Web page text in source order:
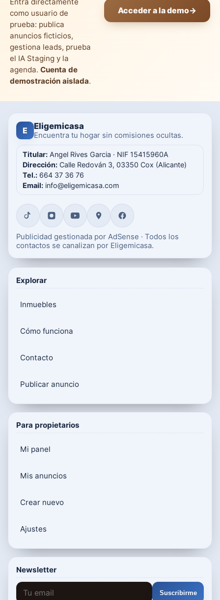
como usuario de
prueba: publica
anuncios ficticios,
gestiona leads, prueba
el IA Staging y la
agenda. Cuenta de
demostración aislada.
Acceder a la demo→
E Eligemicasa
Encuentra tu hogar sin comisiones ocultas.
Titular: Angel Rives Garcia · NIF 15415960A
Dirección: Calle Redován 3, 03350 Cox (Alicante)
Tel.: 664 37 36 76
Email: info@eligemicasa.com
Publicidad gestionada por AdSense · Todos los
contactos se canalizan por Eligemicasa.
Explorar
Inmuebles
Cómo funciona
Contacto
Publicar anuncio
Para propietarios
Mi panel
Mis anuncios
Crear nuevo
Ajustes
Newsletter
Suscribirme